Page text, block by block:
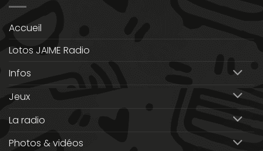
Accueil
Lotos JAIME Radio
Infos
Jeux
La radio
Photos & vidéos